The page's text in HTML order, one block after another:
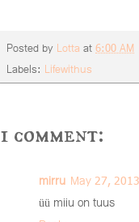
Posted by Lotta at 6:00 AM
Labels: Lifewithus
1 comment:
mirru May 27,
üü miiu on tuus